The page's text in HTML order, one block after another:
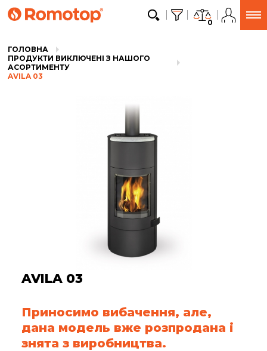
0
ГОЛОВНА
ПРОДУКТИ ВИКЛЮЧЕНІ З НАШОГО
АСОРТИМЕНТУ
AVILA 03
AVILA 03
Приносимо вибачення, але,
дана модель вже розпродана і
знята з виробництва.